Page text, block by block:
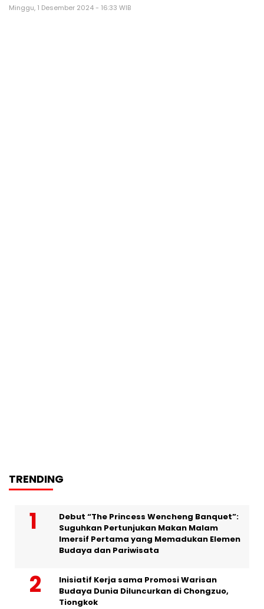
Minggu, 1 Desember 2024 - 16:33 WIB
TRENDING
Debut “The Princess Wencheng Banquet”:
Suguhkan Pertunjukan Makan Malam
Imersif Pertama yang Memadukan Elemen
Budaya dan Pariwisata
Inisiatif Kerja sama Promosi Warisan
Budaya Dunia Diluncurkan di Chongzuo,
Tiongkok